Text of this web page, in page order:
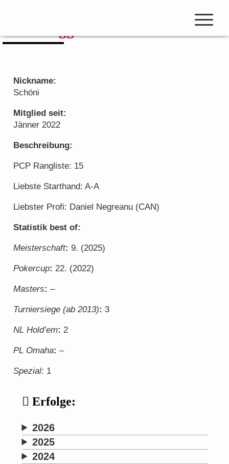
open
Ranglisten
Der PokerClubPeggau – 20 Jahre jung
Nickname:
Schöni
Mitglied seit:
Jänner 2022
Beschreibung:
PCP Rangliste: 15
Liebste Starthand: A-A
Liebster Profi: Daniel Negreanu (CAN)
Statistik best of:
Meisterschaft: 9. (2025)
Pokercup: 22. (2022)
Masters: –
Turniersiege (ab 2013): 3
NL Hold’em: 2
PL Omaha: –
Spezial: 1
Erfolge:
2026
2025
2024